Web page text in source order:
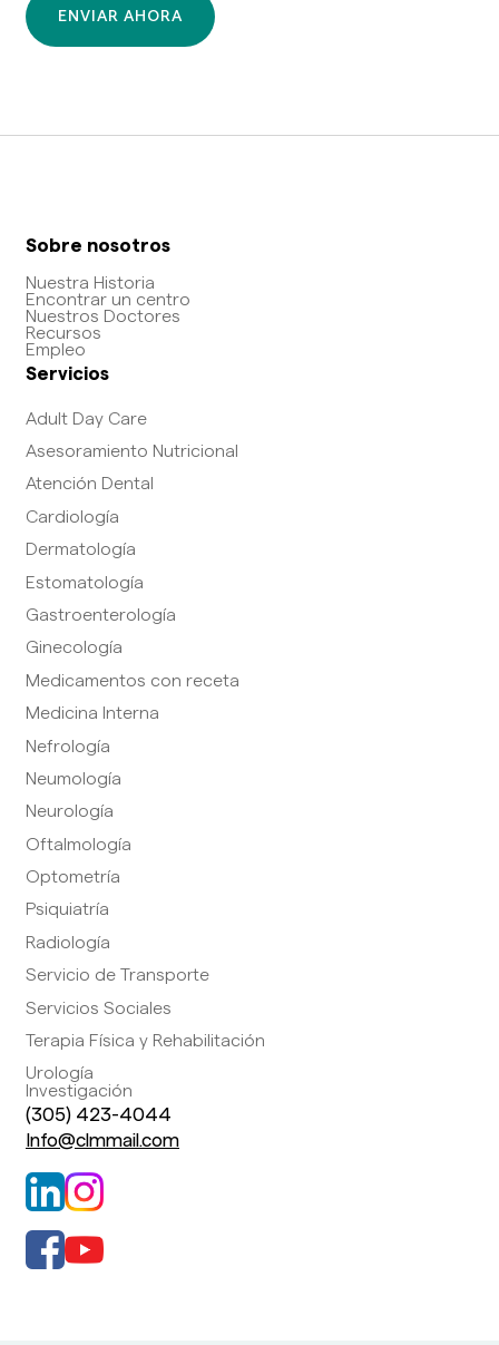
Sobre nosotros
Nuestra Historia
Encontrar un centro
Nuestros Doctores
Recursos
Empleo
Servicios
Adult Day Care
Asesoramiento Nutricional
Atención Dental
Cardiología
Dermatología
Estomatología
Gastroenterología
Ginecología
Medicamentos con receta
Medicina Interna
Nefrología
Neumología
Neurología
Oftalmología
Optometría
Psiquiatría
Radiología
Servicio de Transporte
Servicios Sociales
Terapia Física y Rehabilitación
Urología
Investigación
(305) 423-4044
Info@clmmail.com